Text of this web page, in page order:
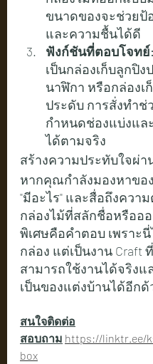
ขนาดของจะช่วยป้
และความชื้นได้ดี
ฟังก์ชันที่ตอบโจทย์:
เป็นกล่องเก็บลูกปิง
นาฬิกา หรือกล่องเ
ประดับ การสั่งทำช่
กำหนดช่องแบ่งแล
ได้ตามจริง
สร้างความประทับใจผ่
หากคุณกำลังมองหาขอ
"มีอะไร" และสื่อถึงความ
กล่องไม้ที่สลักชื่อหรืออ
พิเศษคือคำตอบ เพราะ
กล่อง แต่เป็นงาน Craft
สามารถใช้งานได้จริงแ
เป็นของแต่งบ้านได้อีกด้
สนใจติดต่อ
สอบถาม https://linktr.ee/
box